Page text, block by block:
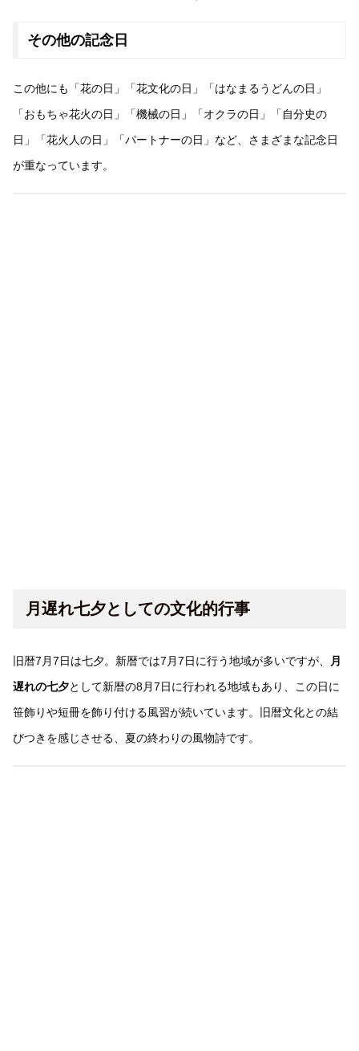
その他の記念日
この他にも「花の日」「花文化の日」「はなまるうどんの日」
「おもちゃ花火の日」「機械の日」「オクラの日」「自分史の
日」「花火人の日」「パートナーの日」など、さまざまな記念日
が重なっています。
月遅れ七夕としての文化的行事
旧暦7月7日は七夕。新暦では7月7日に行う地域が多いですが、
月
遅れの七夕として新暦の8月7日に行われる地域もあり、この日に
笹飾りや短冊を飾り付ける風習が続いています。旧暦文化との結
びつきを感じさせる、夏の終わりの風物詩です。